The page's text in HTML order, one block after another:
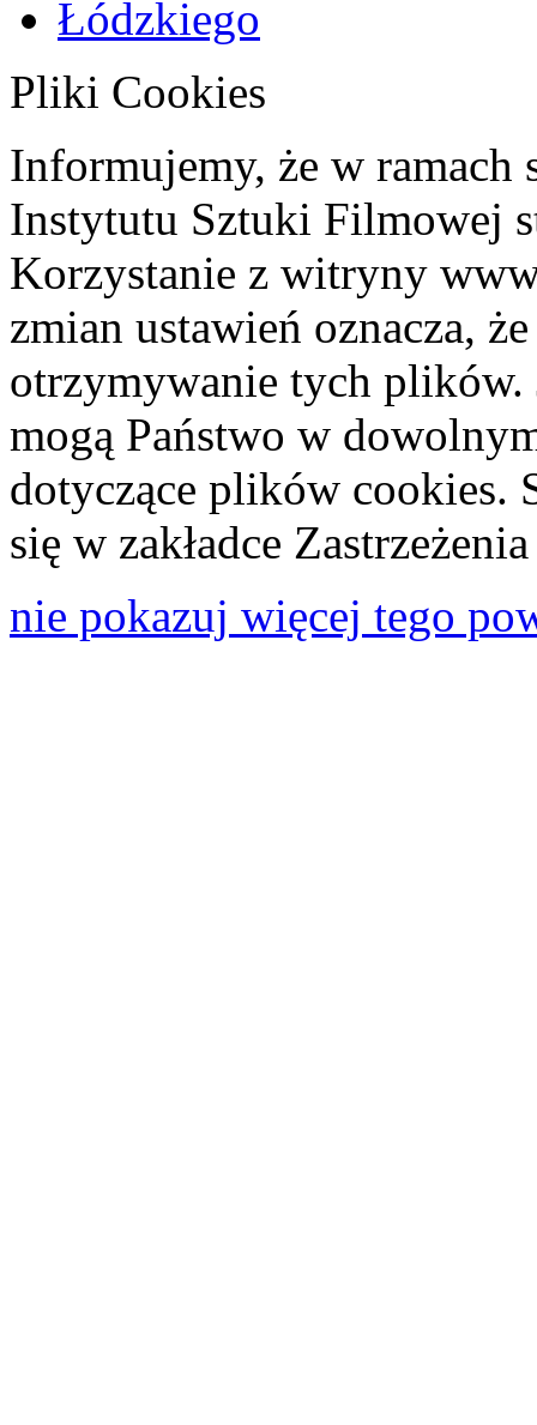
Pliki Cookies
Informujemy, że w ramach
Instytutu Sztuki Filmowej
Korzystanie z witryny
zmian ustawień oznacza,
otrzymywanie tych plików.
mogą Państwo w
dotyczące plików cookies.
się w zakładce
nie pokazuj więcej tego